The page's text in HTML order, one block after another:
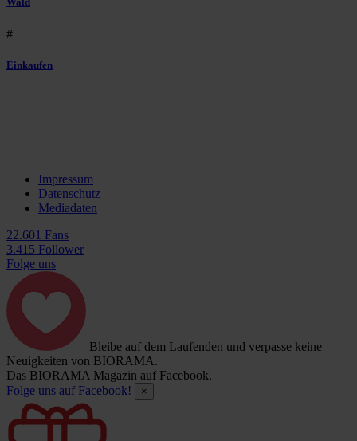
#
Einkaufen
Impressum
Datenschutz
Mediadaten
22.601 Fans
3.415 Follower
Folge uns
Bleibe auf dem Laufenden und verpasse keine
Neuigkeiten von BIORAMA.
Das BIORAMA Magazin auf Facebook.
Folge uns auf Facebook!
×